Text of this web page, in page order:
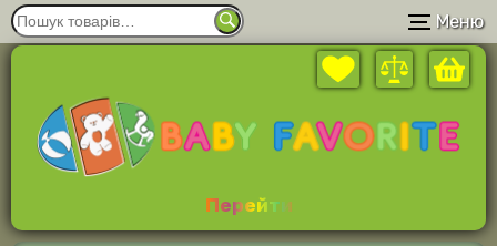
Меню
Перейти